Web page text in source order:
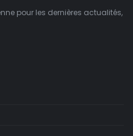
pour les dernières actualités,